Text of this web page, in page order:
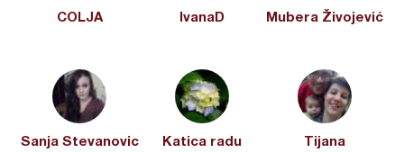
COLJA IvanaD Mubera Živojević
Sanja Stevanovic Katica radu Tijana